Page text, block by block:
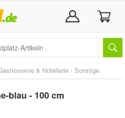
& Hotellerie › Sonstige
blau - 100 cm